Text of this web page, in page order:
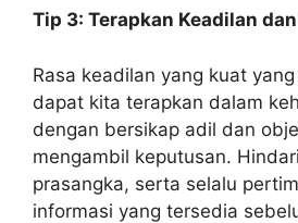
Tip 3: Terapkan Keadilan
Rasa keadilan yang kuat
dapat kita terapkan dalam
dengan bersikap adil dan
mengambil keputusan.
prasangka, serta selalu
informasi yang tersedia